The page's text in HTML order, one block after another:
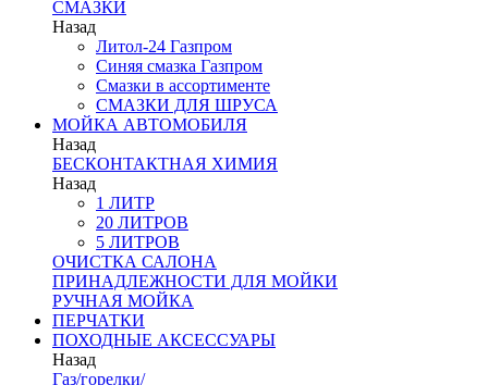
СМАЗКИ
Назад
Литол-24 Газпром
Синяя смазка Газпром
Смазки в ассортименте
СМАЗКИ ДЛЯ ШРУСА
МОЙКА АВТОМОБИЛЯ
Назад
БЕСКОНТАКТНАЯ ХИМИЯ
Назад
1 ЛИТР
20 ЛИТРОВ
5 ЛИТРОВ
ОЧИСТКА САЛОНА
ПРИНАДЛЕЖНОСТИ ДЛЯ МОЙКИ
РУЧНАЯ МОЙКА
ПЕРЧАТКИ
ПОХОДНЫЕ АКСЕССУАРЫ
Назад
Газ/горелки/